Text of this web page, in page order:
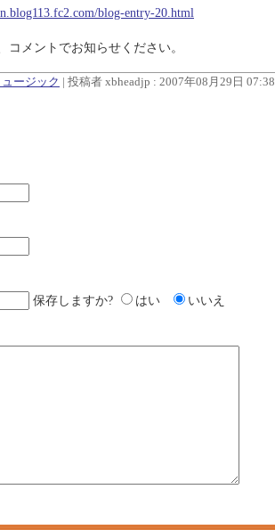
blog-entry-20.html
コメントでお知らせください。
ージック | 投稿者 xbheadjp : 2007年08月29日 07:38
保存しますか?
はい いいえ